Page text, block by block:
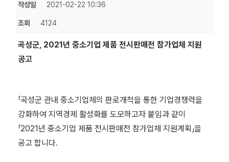
작성일 2021-02-22 10:36
조회 4124
곡성군, 2021년 중소기업 제품 전시판매전 참가업체 지원
공고
「곡성군 관내 중소기업체의 판로개척을 통한 기업경쟁력을
강화하여 지역경제 활성화를 도모하고자 붙임과 같이
「2021년 중소기업 제품 전시판매전 참가업체 지원계획」을
공고 합니다.